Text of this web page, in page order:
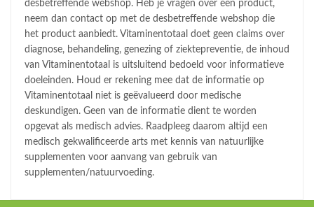
desbetreffende webshop. Heb je vragen over een product,
neem dan contact op met de desbetreffende webshop die
het product aanbiedt. Vitaminentotaal doet geen claims over
diagnose, behandeling, genezing of ziektepreventie, de inhoud
van Vitaminentotaal is uitsluitend bedoeld voor informatieve
doeleinden. Houd er rekening mee dat de informatie op
Vitaminentotaal niet is geëvalueerd door medische
deskundigen. Geen van de informatie dient te worden
opgevat als medisch advies. Raadpleeg daarom altijd een
medisch gekwalificeerde arts met kennis van natuurlijke
supplementen voor aanvang van gebruik van
supplementen/natuurvoeding.